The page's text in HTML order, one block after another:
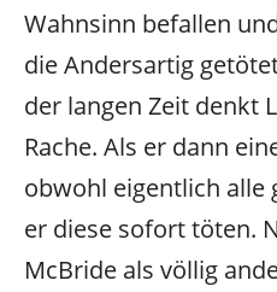
Wahnsinn befallen
die Andersartig
der langen Zeit denkt
Rache. Als er dann
obwohl eigentlich
er diese sofort töten.
McBride als völlig